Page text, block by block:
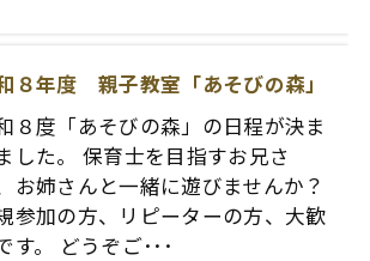
８年度 親子教室「あそびの森」
８度「あそびの森」の日程が決ま
した。 保育士を目指すお兄さ
お姉さんと一緒に遊びませんか？
参加の方、リピーターの方、大歓
す。 どうぞご･･･